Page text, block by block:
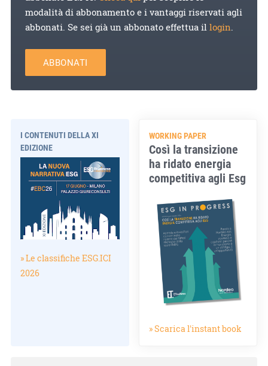
modalità di abbonamento e i vantaggi riservati agli
abbonati. Se sei già un abbonato effettua illogin.
ABBONATI
I CONTENUTI DELLA XI
EDIZIONE
» Le classifiche ESG.ICI
2026
WORKING PAPER
Così la transizione
ha ridato energia
competitiva agli Esg
» Scarica l'instant book